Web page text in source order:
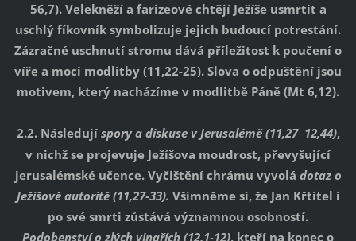
56,7). Velekněží a farizeové chtějí Ježíše usmrtit a
uschlý fíkovník symbolizuje jejich budoucí potrestání.
Zázračné uschnutí stromu dává příležitost k poučení o
víře a moci modlitby (11,22-25). Slova o odpuštění jsou
motivem, který nacházíme v modlitbě Páně (Mt 6,12).
2.2. Následují spory a diskuse v Jerusalémě (11,27–12,44),
v nichž se projevuje Ježíšova moudrost, převyšující
jerusalémské učence. Vyčištění chrámu vyvolá dotaz o
Ježíšově autoritě (11,27-33). Všimněme si, že Jan Křtitel i
po své smrti zůstává významnou osobností.
Podobenství o zlých vinařích (12,1-12), kteří na konec o